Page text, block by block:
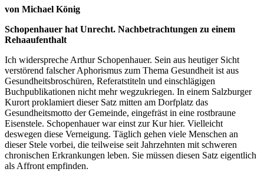
von Michael König
Schopenhauer hat Unrecht. Nachbetrachtungen zu einem
Rehaaufenthalt
Ich widerspreche Arthur Schopenhauer. Sein aus heutiger Sicht
verstörend falscher Aphorismus zum Thema Gesundheit ist aus
Gesundheitsbroschüren, Referatstiteln und einschlägigen
Buchpublikationen nicht mehr wegzukriegen. In einem Salzburger
Kurort proklamiert dieser Satz mitten am Dorfplatz das
Gesundheitsmotto der Gemeinde, eingefräst in eine rostbraune
Eisenstele. Schopenhauer war einst zur Kur hier. Vielleicht
deswegen diese Verneigung. Täglich gehen viele Menschen an
dieser Stele vorbei, die teilweise seit Jahrzehnten mit schweren
chronischen Erkrankungen leben. Sie müssen diesen Satz eigentlich
als Affront empfinden.